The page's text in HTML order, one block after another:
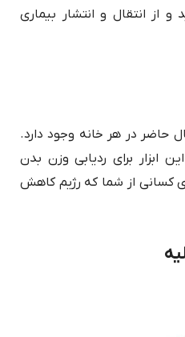
و از انتقال و انتشار بیماری
حاضر در هر خانه وجود دارد.
ابزار برای ردیابی وزن بدن
کسانی از شما که رژیم کاهش